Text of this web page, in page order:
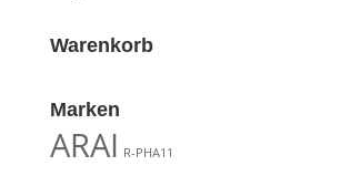
Warenkorb
Marken
ARAI R-PHA11